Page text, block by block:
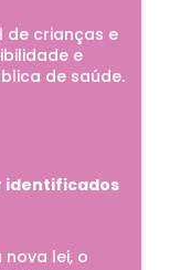
de crianças e
e
de saúde.
identificados
lei, o